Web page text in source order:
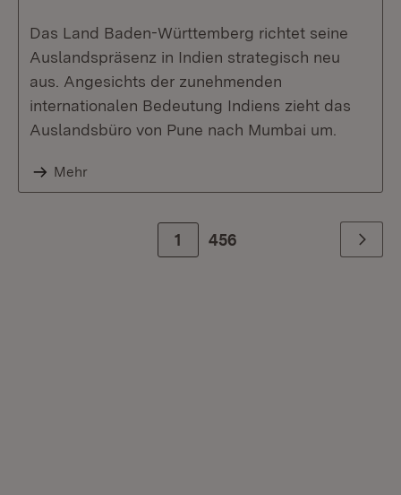
Das Land Baden-Württemberg richtet seine
Auslandspräsenz in Indien strategisch neu
aus. Angesichts der zunehmenden
internationalen Bedeutung Indiens zieht das
Auslandsbüro von Pune nach Mumbai um.
Mehr
1 Zur letzte Seite
456 Weiter